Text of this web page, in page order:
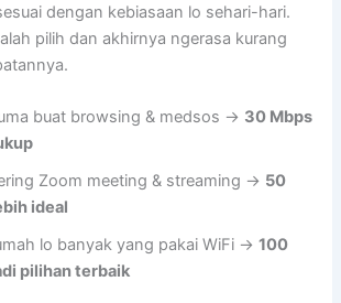
dengan kebiasaan lo sehari-hari.
pilih dan akhirnya ngerasa kurang
buat browsing & medsos → 30 Mbps
Zoom meeting & streaming → 50
ideal
lo banyak yang pakai WiFi →100
pilihan terbaik